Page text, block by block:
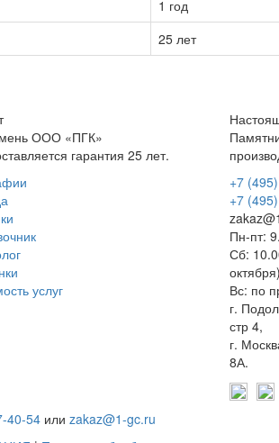
1 год
25 лет
ООО «ПГК»
гарантия 25 лет.
услуг
+7
+7
Пн-пт:
Сб:
октября)
Вс: по
г.
стр 4,
г.
8А.
40-54 или zakaz@1-gc.ru